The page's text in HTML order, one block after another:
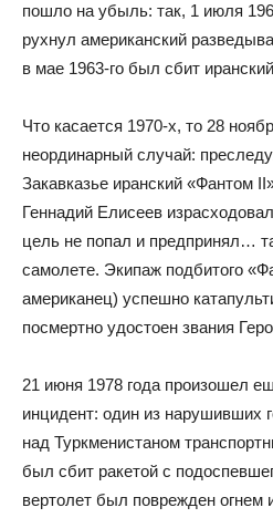
пошло на убыль: так, 1 июля
рухнул американский
в мае 1963-го был сбит
Что касается 1970-х, то 28
неординарный случай:
Закавказье иранский «Фантом
Геннадий Елисеев
цель не попал и предпринял…
самолете. Экипаж подбитого
американец) успешно
посмертно удостоен звания
21 июня 1978 года произошел
инцидент: один из нарушивших
над Туркменистаном
был сбит ракетой с
вертолет был поврежден огнем